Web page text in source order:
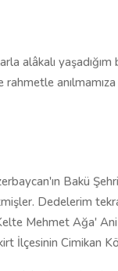
alâkalı yaşadığım
Bakü
Dedelerim
Mehmet Ağa'
İlçesinin Cimikan